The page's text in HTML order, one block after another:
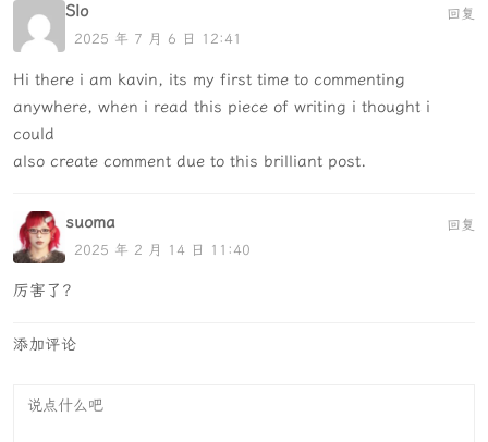
Slo
2025 年 7 月 6 日 12:41
Hi there i am kavin, its my first time to commenting
anywhere, when i read this piece of writing i thought i
could
also create comment due to this brilliant post.
回复
suoma
2025 年 2 月 14 日 11:40
厉害了？
回复
添加评论